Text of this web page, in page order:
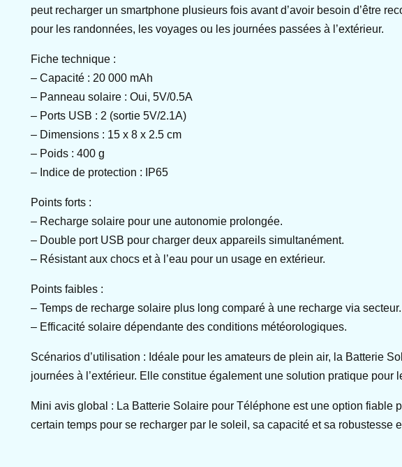
peut recharger un smartphone plusieurs fois avant d’avoir besoin d’être
pour les randonnées, les voyages ou les journées passées à l’extérieur.
Fiche technique :
– Capacité : 20 000 mAh
– Panneau solaire : Oui, 5V/0.5A
– Ports USB : 2 (sortie 5V/2.1A)
– Dimensions : 15 x 8 x 2.5 cm
– Poids : 400 g
– Indice de protection : IP65
Points forts :
– Recharge solaire pour une autonomie prolongée.
– Double port USB pour charger deux appareils simultanément.
– Résistant aux chocs et à l’eau pour un usage en extérieur.
Points faibles :
– Temps de recharge solaire plus long comparé à une recharge via secteur.
– Efficacité solaire dépendante des conditions météorologiques.
Scénarios d’utilisation : Idéale pour les amateurs de plein air, la Batterie
journées à l’extérieur. Elle constitue également une solution pratique pour
Mini avis global : La Batterie Solaire pour Téléphone est une option fiable
certain temps pour se recharger par le soleil, sa capacité et sa